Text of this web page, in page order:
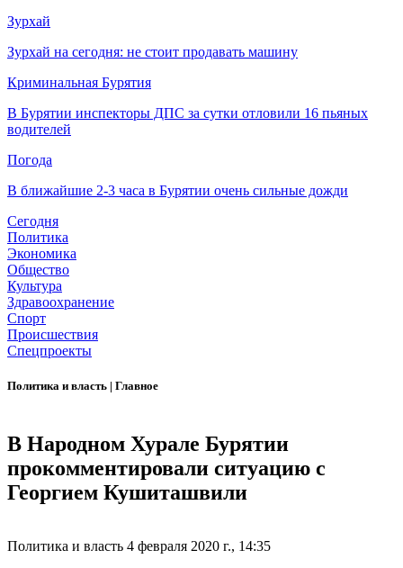
Зурхай
Зурхай на сегодня: не стоит продавать машину
Криминальная Бурятия
В Бурятии инспекторы ДПС за сутки отловили 16 пьяных
водителей
Погода
В ближайшие 2-3 часа в Бурятии очень сильные дожди
Сегодня
Политика
Экономика
Общество
Культура
Здравоохранение
Спорт
Происшествия
Спецпроекты
Политика и власть | Главное
В Народном Хурале Бурятии
прокомментировали ситуацию с
Георгием Кушиташвили
Политика и власть 4 февраля 2020 г., 14:35